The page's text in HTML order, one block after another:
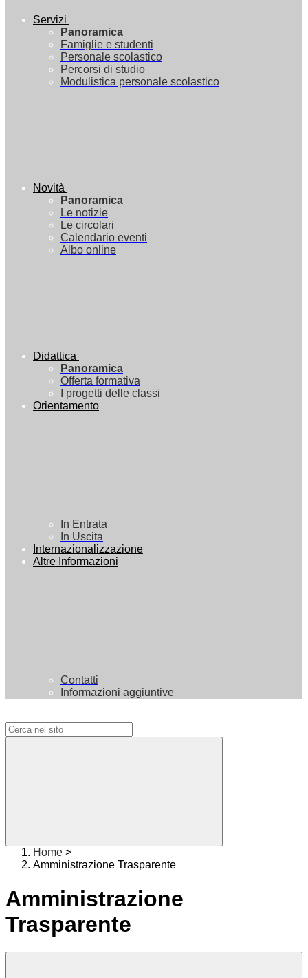
Servizi
Panoramica
Famiglie e studenti
Personale scolastico
Percorsi di studio
Modulistica personale scolastico
Novità
Panoramica
Le notizie
Le circolari
Calendario eventi
Albo online
Didattica
Panoramica
Offerta formativa
I progetti delle classi
Orientamento
In Entrata
In Uscita
Internazionalizzazione
Altre Informazioni
Contatti
Informazioni aggiuntive
Home >
Amministrazione Trasparente
Amministrazione
Trasparente